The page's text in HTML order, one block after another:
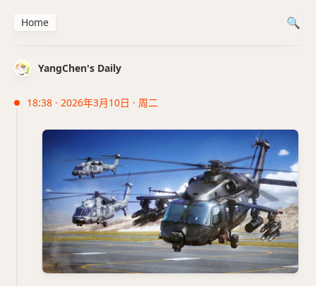
YangChen's Daily
18:38 · 2026年3月10日 · 周二
Home